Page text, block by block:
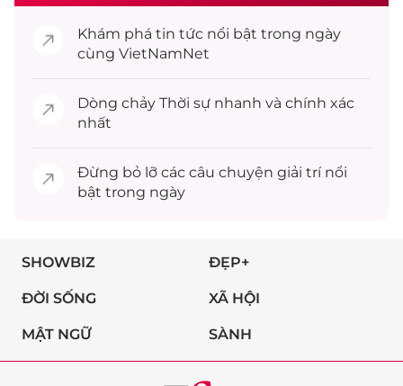
Khám phá tin tức nổi bật trong ngày
cùng VietNamNet
Dòng chảy Thời sự nhanh và chính xác
nhất
Đừng bỏ lỡ các câu chuyện giải trínổi
bật trong ngày
SHOWBIZ ĐẸP+
ĐỜI SỐNG XÃ HỘI
MẬT NGỮ SÀNH